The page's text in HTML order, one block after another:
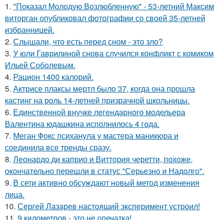
1. "Показал Молодую Возлюбленную" - 53-летний Максим
виторган опубликовал фотографии со своей 35-летней
избранницей.
2. Слышали, что есть перед сном - это зло?
3. У юли Гаврилиной снова случился конфликт с комиком
Ильей Соболевым.
4. Рацион 1400 калорий.
5. Актрисе плаксы мертл было 37, когда она прошла
кастинг на роль 14-летней призрачной школьницы.
6. Единственной внучке легендарного модельера
Валентина юдашкина исполнилось 4 года.
7. Меган Фокс психанула у мастера маникюра и
соединила все тренды сразу.
8. Леонардо ди каприо и Виттория черетти, похоже,
окончательно перешли в статус "Серьезно и Надолго".
9. В сети активно обсуждают новый метод изменения
лица.
10. Сергей Лазарев настоящий эксперимент устроил!